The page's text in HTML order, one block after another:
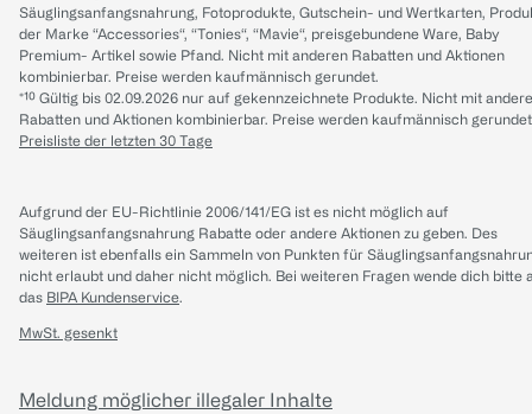
Säuglingsanfangsnahrung, Fotoprodukte, Gutschein- und Wertkarten,
der Marke “Accessories“, “Tonies“, “Mavie“, preisgebundene Ware, Baby
Premium- Artikel sowie Pfand. Nicht mit anderen Rabatten und Aktionen
kombinierbar. Preise werden kaufmännisch gerundet.
*¹⁰ Gültig bis 02.09.2026 nur auf gekennzeichnete Produkte. Nicht mit
Rabatten und Aktionen kombinierbar. Preise werden kaufmännisch
Preisliste der letzten 30 Tage
Aufgrund der EU-Richtlinie 2006/141/EG ist es nicht möglich auf
Säuglingsanfangsnahrung Rabatte oder andere Aktionen zu geben. Des
weiteren ist ebenfalls ein Sammeln von Punkten für
nicht erlaubt und daher nicht möglich. Bei weiteren Fragen wende dich bitte
das BIPA Kundenservice.
MwSt. gesenkt
Meldung möglicher illegaler Inhalte